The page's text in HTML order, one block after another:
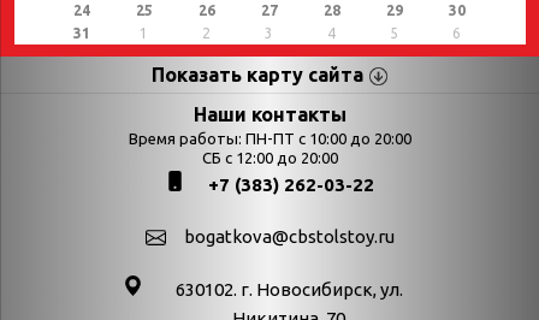
24
25 26 27 28 29
30
31
1 2 3 4 5 6
Показать карту сайта
Страницы Категории
Календарь
Выставки
День в истории
День в истории.
День в истории.
Наши контакты
Время работы: ПН-ПТ с 10:00 до 20:00
СБ с 12:00 до 20:00
+7 (383) 262-03-22
bogatkova@cbstolstoy.ru
630102. г. Новосибирск, ул.